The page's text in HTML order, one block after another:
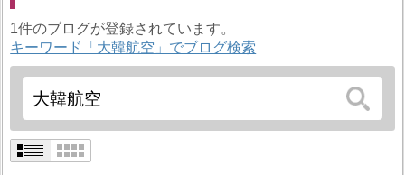
1件のブログが登録されています。
キーワード「大韓航空」でブログ検索